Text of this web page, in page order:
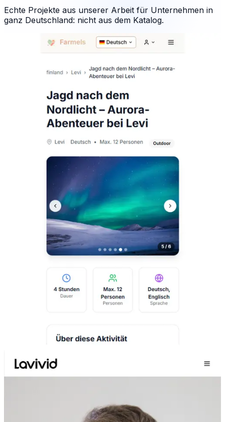
Echte Projekte aus unserer Arbeit für Unternehmen in
ganz Deutschland: nicht aus dem Katalog.